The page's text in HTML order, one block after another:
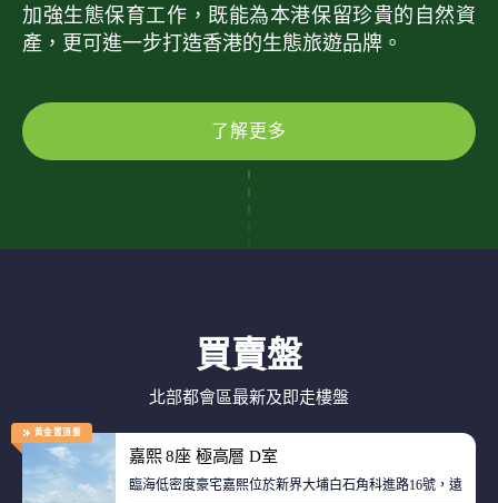
加強生態保育工作，既能為本港保留珍貴的自然資
產，更可進一步打造香港的生態旅遊品牌。
了解更多
買賣盤
北部都會區最新及即走樓盤
黃金置頂盤
嘉熙 8座 極高層 D室
臨海低密度豪宅嘉熙位於新界大埔白石角科進路16號，遠離